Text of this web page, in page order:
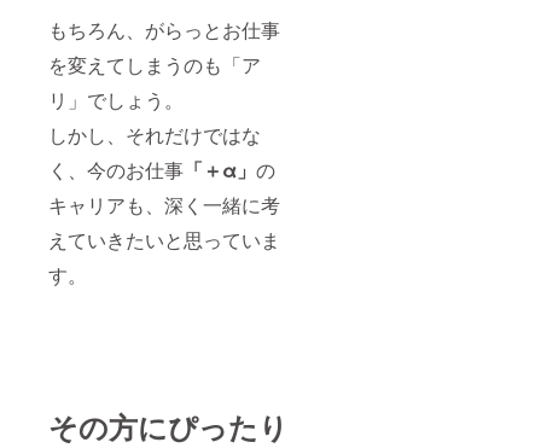
もちろん、がらっとお仕事
を変えてしまうのも「ア
リ」でしょう。
しかし、それだけではな
く、今のお仕事 「＋α」 の
キャリアも、深く一緒に考
えていきたいと思っていま
す。
その方にぴったり